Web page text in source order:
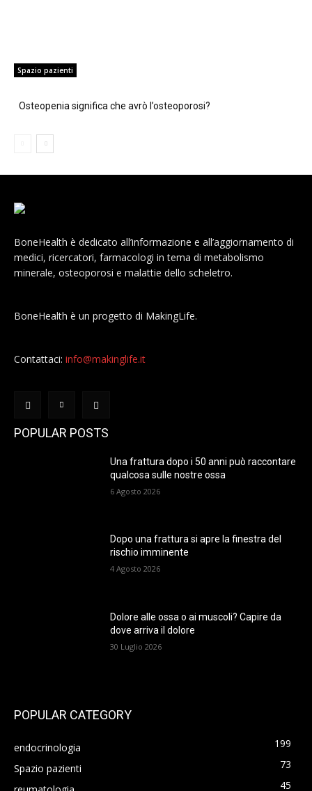
Spazio pazienti
Osteopenia significa che avrò l’osteoporosi?
BoneHealth è dedicato all’informazione e all’aggiornamento di
medici, ricercatori, farmacologi in tema di metabolismo
minerale, osteoporosi e malattie dello scheletro.
BoneHealth è un progetto di MakingLife.
Contattaci: info@makinglife.it
POPULAR POSTS
Una frattura dopo i 50 anni può raccontare
qualcosa sulle nostre ossa
6 Agosto 2026
Dopo una frattura si apre la finestra del
rischio imminente
4 Agosto 2026
Dolore alle ossa o ai muscoli? Capire da
dove arriva il dolore
30 Luglio 2026
POPULAR CATEGORY
endocrinologia
199
Spazio pazienti
73
45